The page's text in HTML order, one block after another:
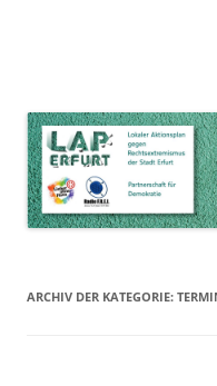
Lokaler Aktionsplan
Stärkung der
ARCHIV DER KATEGORIE: